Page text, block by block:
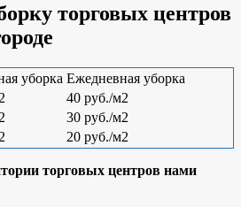
торговых центров
уборка Ежедневная уборка
40 руб./м2
30 руб./м2
20 руб./м2
торговых центров нами